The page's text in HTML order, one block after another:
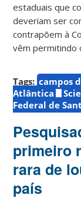
estaduais que
deveriam ser
contrapõem à
vêm permitindo
Tags: campos
Atlântica
Federal de
primeiro
rara de
país